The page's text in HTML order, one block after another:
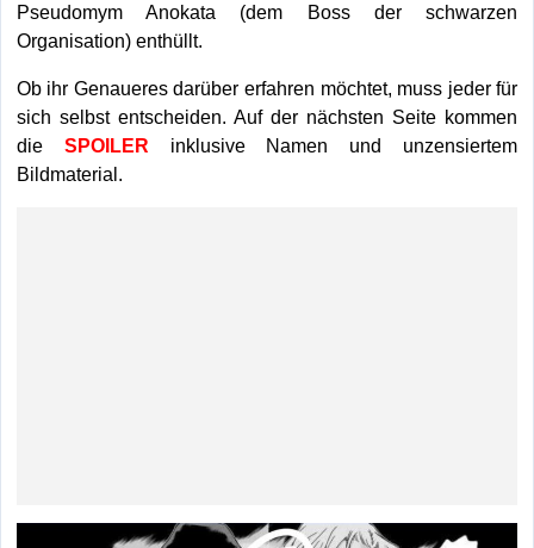
Pseudomym Anokata (dem Boss der schwarzen
Organisation) enthüllt.
Ob ihr Genaueres darüber erfahren möchtet, muss jeder für
sich selbst entscheiden. Auf der nächsten Seite kommen
die SPOILER inklusive Namen und unzensiertem
Bildmaterial.